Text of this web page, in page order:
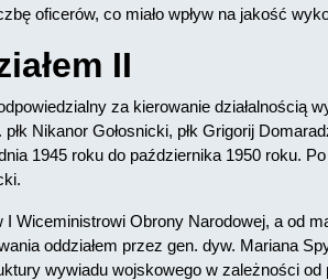
oficerów, co miało wpływ na jakość
II
za kierowanie działalnością
Nikanor Gołosnicki, płk Grigorij
1945 roku do października 1950 roku.
I Wiceministrowi Obrony Narodowej, a od
oddziałem przez gen. dyw. Mariana
wywiadu wojskowego w zależności